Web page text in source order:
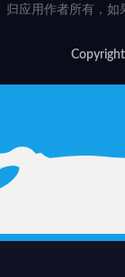
归应用作者所有，如